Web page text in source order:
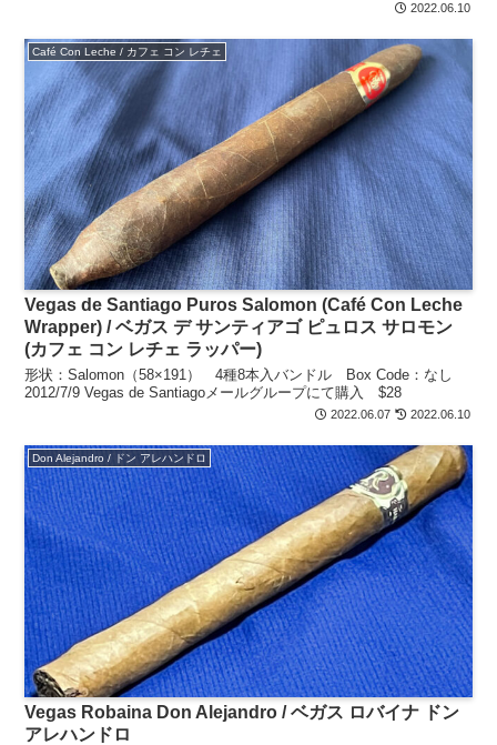
2022.06.10
Café Con Leche / カフェ コン レチェ
Vegas de Santiago Puros Salomon (Café Con Leche
Wrapper) / ベガス デ サンティアゴ ピュロス サロモン
(カフェ コン レチェ ラッパー)
形状：Salomon（58×191） 4種8本入バンドル Box Code：なし
2012/7/9 Vegas de Santiagoメールグループにて購入 $28
2022.06.07 2022.06.10
Don Alejandro / ドン アレハンドロ
Vegas Robaina Don Alejandro / ベガス ロバイナ ドン
アレハンドロ